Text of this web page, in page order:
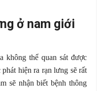
ở nam giới
không thể quan sát được
hiện ra rạn lưng sẽ rất
sẽ nhận biết bệnh thông